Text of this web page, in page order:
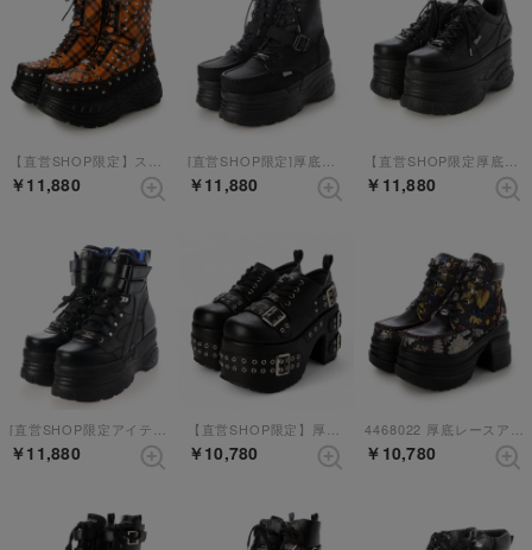
【直営SHOP限定】スタッズ厚底スニーカー （オレンジコンビ）
￥11,880
[直営SHOP限定]厚底スニーカー （ブラックマット）
￥11,880
【直営SHOP限定厚底スニーカー】 （ブラック）
￥11,880
￥11,880 ￥10,780 ￥10,780